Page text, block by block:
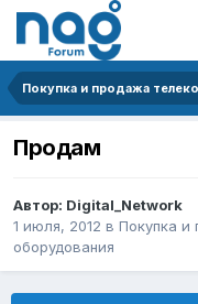
Продам
Автор: Digital_Network
1 июля, 2012 в Покупка и
оборудования